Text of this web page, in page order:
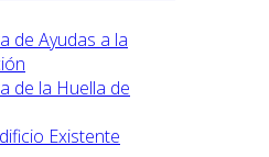
de Ayudas a la
de la Huella de
Existente